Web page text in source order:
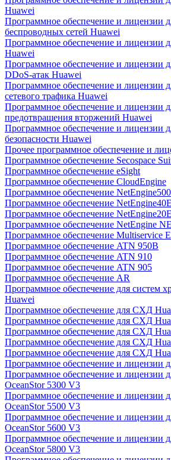
Huawei
Программное обеспечение и лицензии
беспроводных сетей Huawei
Программное обеспечение и лицензии
Huawei
Программное обеспечение и лицензии
DDoS-атак Huawei
Программное обеспечение и лицензии
сетевого трафика Huawei
Программное обеспечение и лицензии
предотвращения вторжений Huawei
Программное обеспечение и лицензии
безопасности Huawei
Прочее программное обеспечение и
Программное обеспечение Secospace
Программное обеспечение eSight
Программное обеспечение CloudEngine
Программное обеспечение
Программное обеспечение
Программное обеспечение NetEngine20E
Программное обеспечение NetEngine
Программное обеспечение Multiservice
Программное обеспечение ATN 950B
Программное обеспечение ATN 910
Программное обеспечение ATN 905
Программное обеспечение AR
Программное обеспечение для систем
Huawei
Программное обеспечение для СХД
Программное обеспечение для СХД
Программное обеспечение для СХД
Программное обеспечение для СХД
Программное обеспечение для СХД
Программное обеспечение и лицензии
Программное обеспечение и лицензии
OceanStor 5300 V3
Программное обеспечение и лицензии
OceanStor 5500 V3
Программное обеспечение и лицензии
OceanStor 5600 V3
Программное обеспечение и лицензии
OceanStor 5800 V3